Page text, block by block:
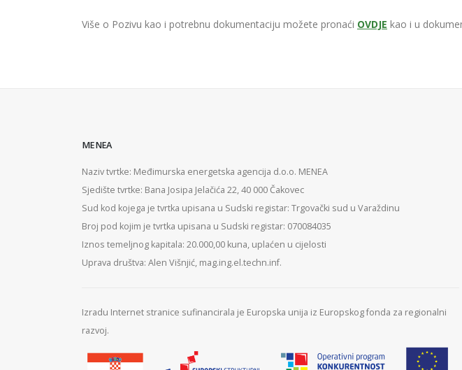
Više o Pozivu kao i potrebnu dokumentaciju možete pronaći OVDJE kao i u
MENEA
Naziv tvrtke: Međimurska energetska agencija d.o.o. MENEA
Sjedište tvrtke: Bana Josipa Jelačića 22, 40 000 Čakovec
Sud kod kojega je tvrtka upisana u Sudski registar: Trgovački sud u Varaždinu
Broj pod kojim je tvrtka upisana u Sudski registar: 070084035
Iznos temeljnog kapitala: 20.000,00 kuna, uplaćen u cijelosti
Uprava društva: Alen Višnjić, mag.ing.el.techn.inf.
Izradu Internet stranice sufinancirala je Europska unija iz Europskog fonda za regionalni
razvoj.